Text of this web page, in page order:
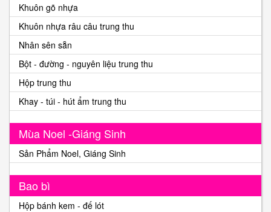
Khuôn gõ nhựa
Khuôn nhựa râu câu trung thu
Nhân sên sẵn
Bột - đường - nguyên liệu trung thu
Hộp trung thu
Khay - túi - hút ẩm trung thu
Mùa Noel -Giáng Sinh
Sản Phẩm Noel, Giáng Sinh
Bao bì
Hộp bánh kem - đế lót